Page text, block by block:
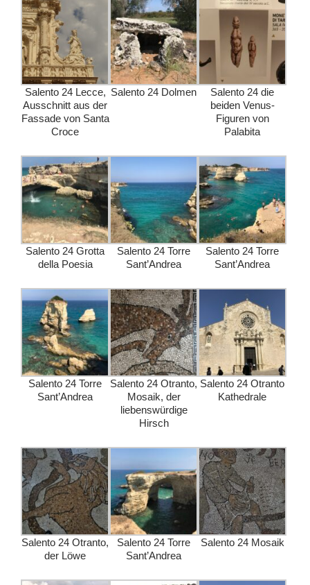
Salento 24 Lecce,
Ausschnitt aus der
Fassade von Santa
Croce
Salento 24 Dolmen
Salento 24 die
beiden Venus-
Figuren von
Palabita
Salento 24 Grotta
della Poesia
Salento 24 Torre
Sant’Andrea
Salento 24 Torre
Sant’Andrea
Salento 24 Torre
Sant’Andrea
Salento 24 Otranto,
Mosaik, der
liebenswürdige
Hirsch
Salento 24 Otranto
Kathedrale
Salento 24 Otranto,
der Löwe
Salento 24 Torre
Sant’Andrea
Salento 24 Mosaik